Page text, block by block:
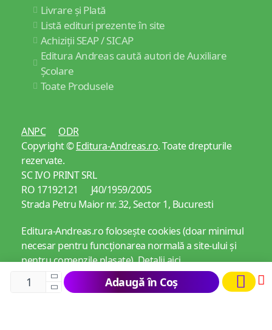
Adaugă în Coș
Livrare și Plată
Listă edituri prezente în site
Achiziții SEAP / SICAP
Editura Andreas caută autori de Auxiliare
Școlare
Toate Produsele
ANPC
ODR
Copyright ©Editura-Andreas.ro. Toate drepturile
rezervate.
SC IVO PRINT SRL
RO 17192121 J40/1959/2005
Strada Petru Maior nr. 32, Sector 1, Bucuresti
Editura-Andreas.ro folosește cookies (doar minimul
necesar pentru funcționarea normală a site-ului și
pentru comenzile plasate).Detalii aici